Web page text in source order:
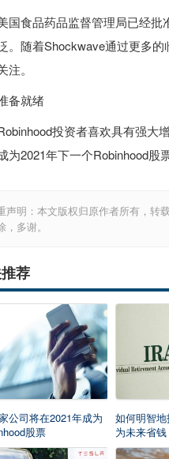
国食品药品监督管理局已经
。随着Shockwave通过更多
注。
备就绪
投资者喜欢具有强大
为2021年下一个Robinhood股
声明：本文版权归原作者所有，转
，多谢。
荐
公司将在2021年成为
股票
如何明智
为未来省钱